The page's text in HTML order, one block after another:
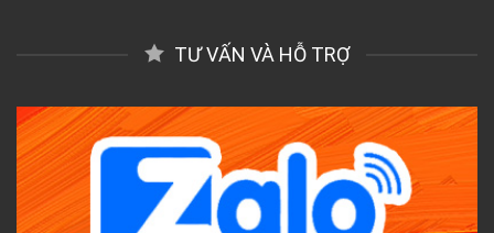
TƯ VẤN VÀ HỖ TRỢ